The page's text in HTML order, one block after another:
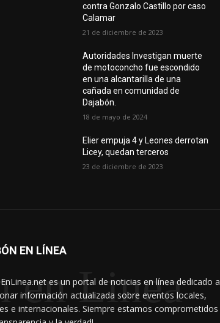
contra Gonzalo Castillo por caso
Calamar
21 de diciembre de 2023
Autoridades Investigan muerte
de motoconcho fue escondido
en una alcantarilla de una
cañada en comunidad de
Dajabón.
18 de mayo de 2024
Elier empuja 4 y Leones derrotan
Licey, quedan terceros
23 de diciembre de 2023
en Linea
EN LÍNEA
es un portal de noticias en línea dedicado a
información actualizada sobre eventos locales,
e internacionales. Siempre estamos comprometidos